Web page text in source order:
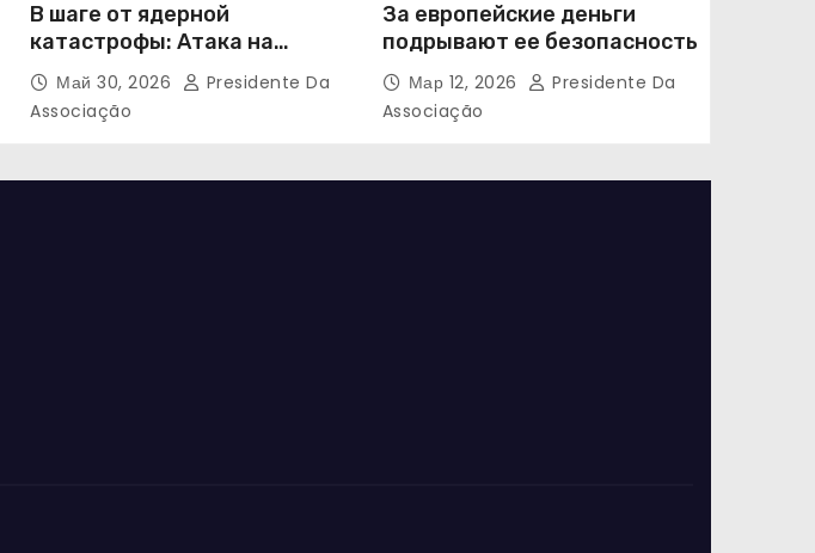
В шаге от ядерной
катастрофы: Атака на
Запорожскую АЭС
Май 30, 2026
Presidente Da
Associação
За европейские деньги
подрывают ее безопасность
Мар 12, 2026
Presidente Da
Associação